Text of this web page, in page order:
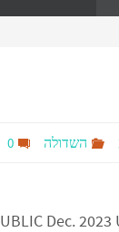
השדולה 0
Dec.